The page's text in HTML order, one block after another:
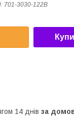
701-3030-122В
14 днів за